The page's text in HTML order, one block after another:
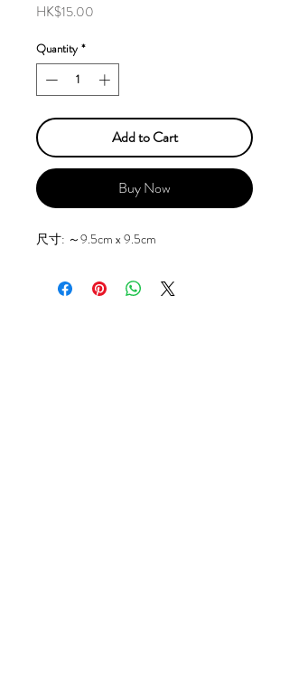
HK$15.00
Quantity *
Add to Cart
Buy Now
尺寸: ～9.5cm x 9.5cm